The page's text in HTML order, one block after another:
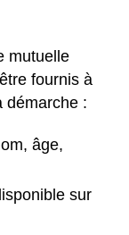
mutuelle
fournis à
démarche :
âge,
sur